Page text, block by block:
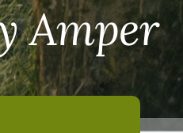
Amper